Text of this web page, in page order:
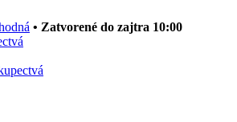
• Zatvorené do zajtra 10:00